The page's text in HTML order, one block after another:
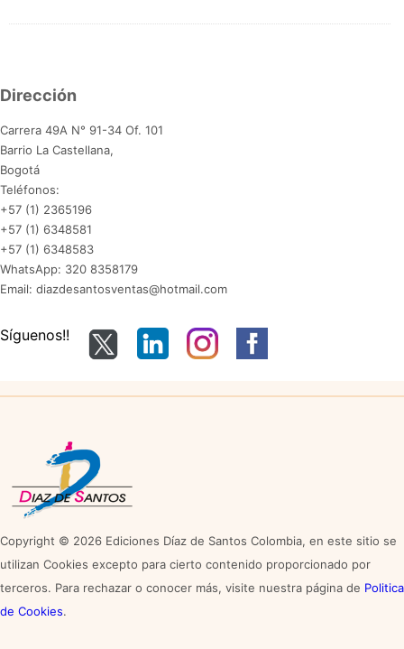
Dirección
Carrera 49A N° 91-34 Of. 101
Barrio La Castellana,
Bogotá
Teléfonos:
+57 (1) 2365196
+57 (1) 6348581
+57 (1) 6348583
WhatsApp: 320 8358179
Email: diazdesantosventas@hotmail.com
Síguenos!!
Copyright © 2026 Ediciones Díaz de Santos Colombia, en este sitio se
utilizan Cookies excepto para cierto contenido proporcionado por
terceros. Para rechazar o conocer más, visite nuestra página de Politica
de Cookies.